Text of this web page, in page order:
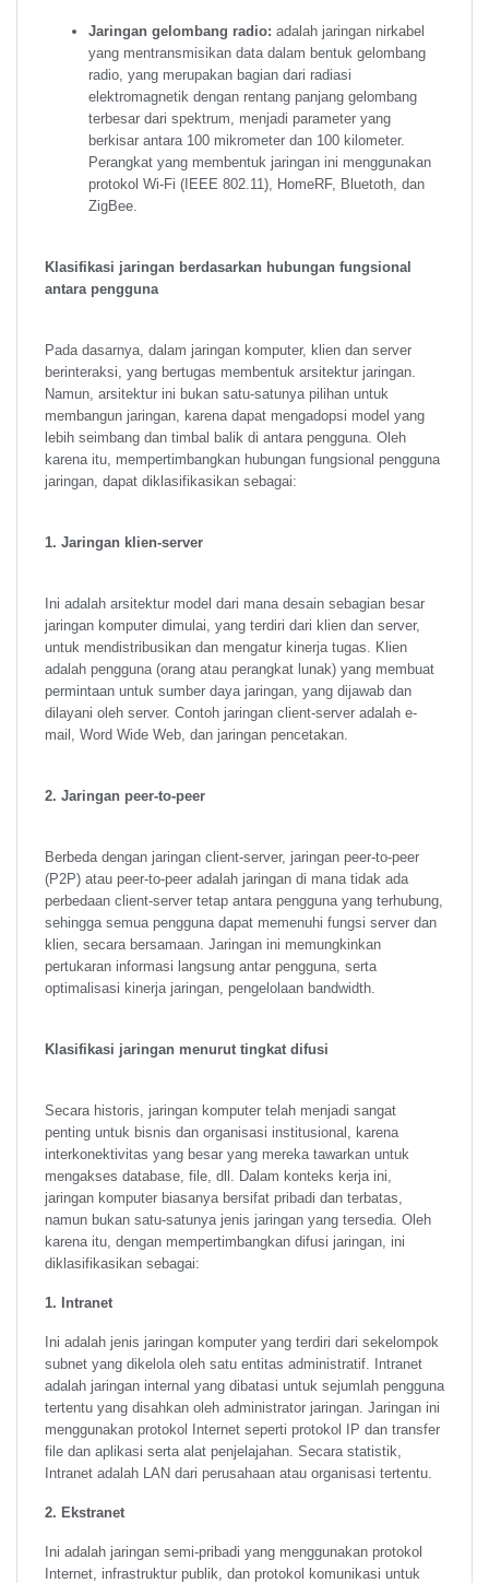
Jaringan gelombang radio: adalah jaringan nirkabel
yang mentransmisikan data dalam bentuk gelombang
radio, yang merupakan bagian dari radiasi
elektromagnetik dengan rentang panjang gelombang
terbesar dari spektrum, menjadi parameter yang
berkisar antara 100 mikrometer dan 100 kilometer.
Perangkat yang membentuk jaringan ini menggunakan
protokol Wi-Fi (IEEE 802.11), HomeRF, Bluetoth, dan
ZigBee.
Klasifikasi jaringan berdasarkan hubungan fungsional
antara pengguna
Pada dasarnya, dalam jaringan komputer, klien dan server
berinteraksi, yang bertugas membentuk arsitektur jaringan.
Namun, arsitektur ini bukan satu-satunya pilihan untuk
membangun jaringan, karena dapat mengadopsi model yang
lebih seimbang dan timbal balik di antara pengguna. Oleh
karena itu, mempertimbangkan hubungan fungsional pengguna
jaringan, dapat diklasifikasikan sebagai:
1. Jaringan klien-server
Ini adalah arsitektur model dari mana desain sebagian besar
jaringan komputer dimulai, yang terdiri dari klien dan server,
untuk mendistribusikan dan mengatur kinerja tugas. Klien
adalah pengguna (orang atau perangkat lunak) yang membuat
permintaan untuk sumber daya jaringan, yang dijawab dan
dilayani oleh server. Contoh jaringan client-server adalah e-
mail, Word Wide Web, dan jaringan pencetakan.
2. Jaringan peer-to-peer
Berbeda dengan jaringan client-server, jaringan peer-to-peer
(P2P) atau peer-to-peer adalah jaringan di mana tidak ada
perbedaan client-server tetap antara pengguna yang terhubung,
sehingga semua pengguna dapat memenuhi fungsi server dan
klien, secara bersamaan. Jaringan ini memungkinkan
pertukaran informasi langsung antar pengguna, serta
optimalisasi kinerja jaringan, pengelolaan bandwidth.
Klasifikasi jaringan menurut tingkat difusi
Secara historis, jaringan komputer telah menjadi sangat
penting untuk bisnis dan organisasi institusional, karena
interkonektivitas yang besar yang mereka tawarkan untuk
mengakses database, file, dll. Dalam konteks kerja ini,
jaringan komputer biasanya bersifat pribadi dan terbatas,
namun bukan satu-satunya jenis jaringan yang tersedia. Oleh
karena itu, dengan mempertimbangkan difusi jaringan, ini
diklasifikasikan sebagai:
1. Intranet
Ini adalah jenis jaringan komputer yang terdiri dari sekelompok
subnet yang dikelola oleh satu entitas administratif. Intranet
adalah jaringan internal yang dibatasi untuk sejumlah pengguna
tertentu yang disahkan oleh administrator jaringan. Jaringan ini
menggunakan protokol Internet seperti protokol IP dan transfer
file dan aplikasi serta alat penjelajahan. Secara statistik,
Intranet adalah LAN dari perusahaan atau organisasi tertentu.
2. Ekstranet
Ini adalah jaringan semi-pribadi yang menggunakan protokol
Internet, infrastruktur publik, dan protokol komunikasi untuk